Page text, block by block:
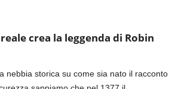
crea la leggenda di Robin
nebbia storica su come sia nato il racconto